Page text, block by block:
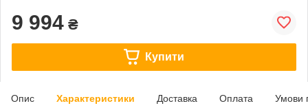
9 994 ₴
Купити
Опис Характеристики Доставка Оплата Умови